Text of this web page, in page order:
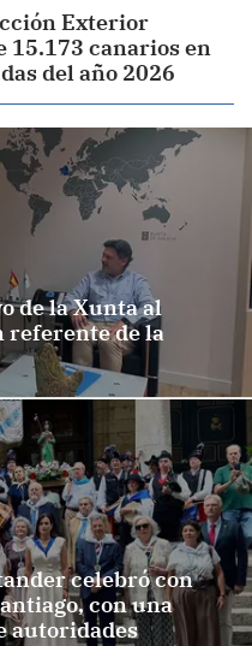
Exterior
15.173 canarios en
del año 2026
de la Xunta al
referente de la
celebró con
con una
autoridades